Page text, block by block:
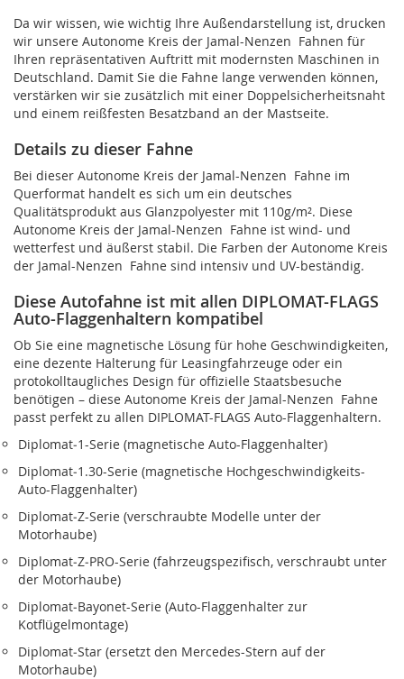
Da wir wissen, wie wichtig Ihre Außendarstellung ist, drucken
wir unsere Autonome Kreis der Jamal-Nenzen Fahnen für
Ihren repräsentativen Auftritt mit modernsten Maschinen in
Deutschland. Damit Sie die Fahne lange verwenden können,
verstärken wir sie zusätzlich mit einer Doppelsicherheitsnaht
und einem reißfesten Besatzband an der Mastseite.
Details zu dieser Fahne
Bei dieser Autonome Kreis der Jamal-Nenzen Fahne im
Querformat handelt es sich um ein deutsches
Qualitätsprodukt aus Glanzpolyester mit 110g/m². Diese
Autonome Kreis der Jamal-Nenzen Fahne ist wind- und
wetterfest und äußerst stabil. Die Farben der Autonome Kreis
der Jamal-Nenzen Fahne sind intensiv und UV-beständig.
Diese Autofahne ist mit allen DIPLOMAT-FLAGS
Auto-Flaggenhaltern kompatibel
Ob Sie eine magnetische Lösung für hohe Geschwindigkeiten,
eine dezente Halterung für Leasingfahrzeuge oder ein
protokolltaugliches Design für offizielle Staatsbesuche
benötigen – diese Autonome Kreis der Jamal-Nenzen Fahne
passt perfekt zu allen DIPLOMAT-FLAGS Auto-Flaggenhaltern.
Diplomat‑1-Serie (magnetische Auto-Flaggenhalter)
Diplomat‑1.30-Serie (magnetische Hochgeschwindigkeits-
Auto-Flaggenhalter)
Diplomat‑Z-Serie (verschraubte Modelle unter der
Motorhaube)
Diplomat‑Z‑PRO-Serie (fahrzeugspezifisch, verschraubt unter
der Motorhaube)
Diplomat‑Bayonet-Serie (Auto-Flaggenhalter zur
Kotflügelmontage)
Diplomat‑Star (ersetzt den Mercedes-Stern auf der
Motorhaube)